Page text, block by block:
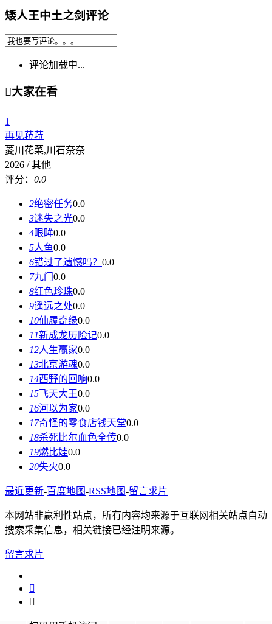
矮人王中土之剑评论
评论加载中...
大家在看
1
再见菈菈
菱川花菜,川石奈奈
2026 / 其他
评分： 0.0
2绝密任务0.0
3迷失之光0.0
4眼眸0.0
5人鱼0.0
6错过了遗憾吗？ 0.0
7九门 0.0
8红色珍珠0.0
9遥远之处0.0
10仙履奇缘0.0
11新成龙历险记0.0
12人生赢家0.0
13北京游魂0.0
14西野的回响0.0
15飞天大王0.0
16河以为家0.0
17奇怪的零食店钱天堂0.0
18杀死比尔血色全传0.0
19燃比娃0.0
20失火0.0
最近更新-百度地图-RSS地图-留言求片
本网站非赢利性站点，所有内容均来源于互联网相关站点自动
搜索采集信息，相关链接已经注明来源。
留言求片

